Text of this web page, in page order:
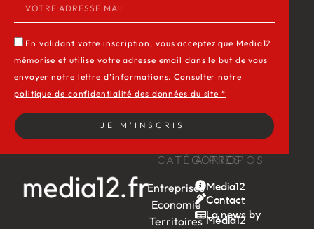
CATÉGORIES
Entreprises
Economie
Territoires
À PROPOS
Media12
Contact
La news by
Média12
En validant votre inscription, vous acceptez que Media12
mémorise et utilise votre adresse email dans le but de vous
envoyer notre lettre d’informations. Consulter notre
politique de confidentialité des données du site *
JE M'INSCRIS